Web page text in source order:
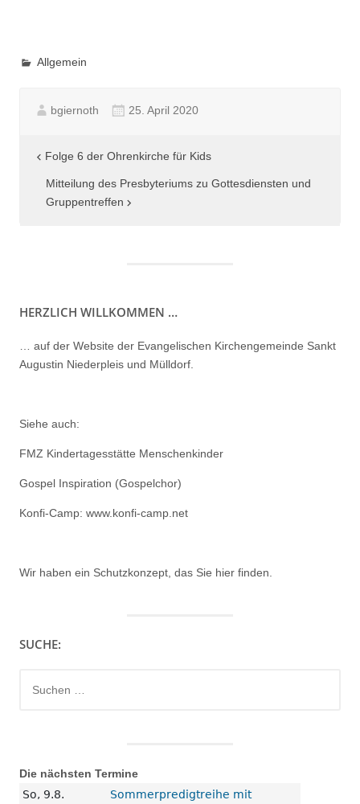
Allgemein
bgiernoth 25. April 2020
Beitragsnavigation
Folge 6 der Ohrenkirche für Kids
Mitteilung des Presbyteriums zu Gottesdiensten und
Gruppentreffen
HERZLICH WILLKOMMEN …
… auf der Website der Evangelischen Kirchengemeinde Sankt
Augustin Niederpleis und Mülldorf.
Siehe auch:
FMZ Kindertagesstätte Menschenkinder
Gospel Inspiration (Gospelchor)
Konfi-Camp: www.konfi-camp.net
Wir haben ein Schutzkonzept, das Sie hier finden.
SUCHE:
nach:
Die nächsten Termine